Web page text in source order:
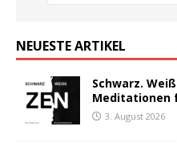
NEUESTE ARTIKEL
Schwarz.
Meditationen
3. August 2026